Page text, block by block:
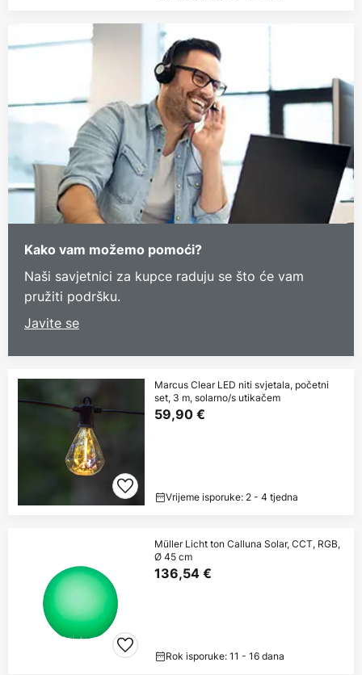
Kako vam možemo pomoći?
Naši savjetnici za kupce raduju se što će vam
pružiti podršku.
Javite se
Marcus Clear LED niti svjetala, početni
set, 3 m, solarno/s utikačem
59,90 €
Vrijeme isporuke: 2 - 4 tjedna
Müller Licht ton Calluna Solar, CCT, RGB,
Ø 45 cm
136,54 €
Rok isporuke: 11 - 16 dana